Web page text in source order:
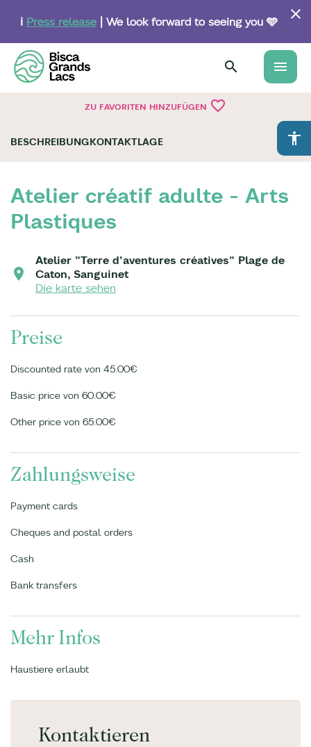
content
ℹ️ Press release| We look forward to seeing you 🩵
menu
ZU FAVORITEN HINZUFÜGEN favorite_border
accessibility
BESCHREIBUNGKONTAKTLAGE
Atelier créatif adulte - Arts
Plastiques
Atelier "Terre d'aventures créatives" Plage de
Caton, Sanguinet
Die karte sehen
Preise
Discounted rate von 45.00€
Basic price von 60.00€
Other price von 65.00€
Zahlungsweise
Payment cards
Cheques and postal orders
Cash
Bank transfers
Mehr Infos
Haustiere erlaubt
Kontaktieren